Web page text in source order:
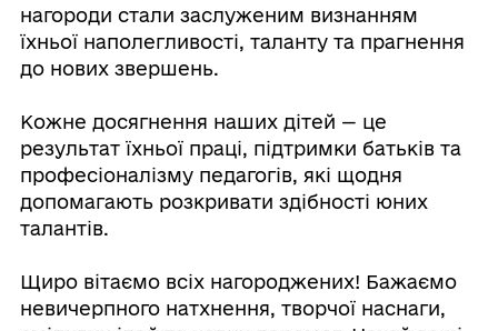
нагороди стали заслуженим визнанням
їхньої наполегливості, таланту та прагнення
до нових звершень.
Кожне досягнення наших дітей — це
результат їхньої праці, підтримки батьків та
професіоналізму педагогів, які щодня
допомагають розкривати здібності юних
талантів.
Щиро вітаємо всіх нагороджених! Бажаємо
невичерпного натхнення, творчої наснаги,